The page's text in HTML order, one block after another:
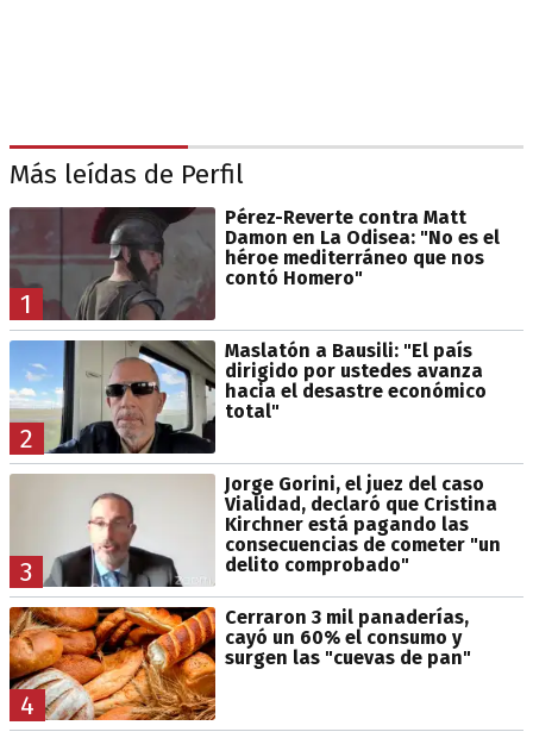
Más leídas de Perfil
1
Pérez-Reverte contra Matt
Damon en La Odisea: "No es el
héroe mediterráneo que nos
contó Homero"
2
Maslatón a Bausili: "El país
dirigido por ustedes avanza
hacia el desastre económico
total"
3
Jorge Gorini, el juez del caso
Vialidad, declaró que Cristina
Kirchner está pagando las
consecuencias de cometer "un
delito comprobado"
4
Cerraron 3 mil panaderías,
cayó un 60% el consumo y
surgen las "cuevas de pan"